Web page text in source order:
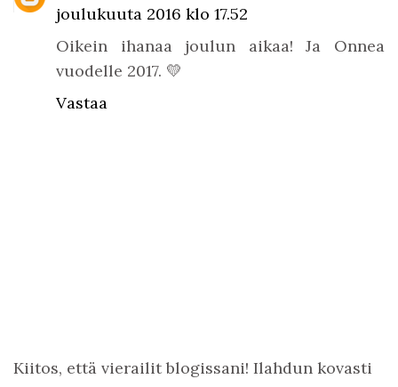
joulukuuta 2016 klo 17.52
Oikein ihanaa joulun aikaa! Ja Onnea
vuodelle 2017. 💛
Vastaa
Kiitos, että vierailit blogissani! Ilahdun kovasti